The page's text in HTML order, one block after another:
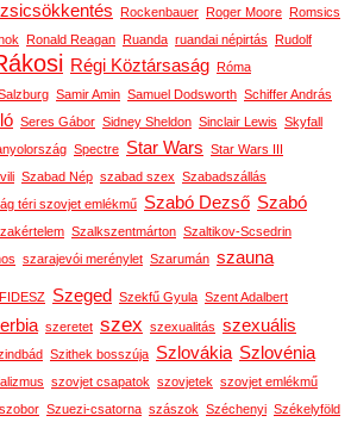
Rockenbauer Roger Moore Romsics
Ronald Reagan Ruanda ruandai népirtás Rudolf
Régi Köztársaság Róma
Samir Amin Samuel Dodsworth Schiffer András
Seres Gábor Sidney Sheldon Sinclair Lewis Skyfall
Spectre Star Wars Star Wars III
Szabad Nép szabad szex Szabadszállás
téri szovjet emlékmű Szabó Dezső Szabó
Szalkszentmárton Szaltikov-Scsedrin
szarajevói merénylet Szarumán szauna
Szeged Szekfű Gyula Szent Adalbert
szeretet szex szexualitás szexuális
Szithek bosszúja Szlovákia Szlovénia
szovjet csapatok szovjetek szovjet emlékmű
Szuezi-csatorna szászok Széchenyi Székelyföld